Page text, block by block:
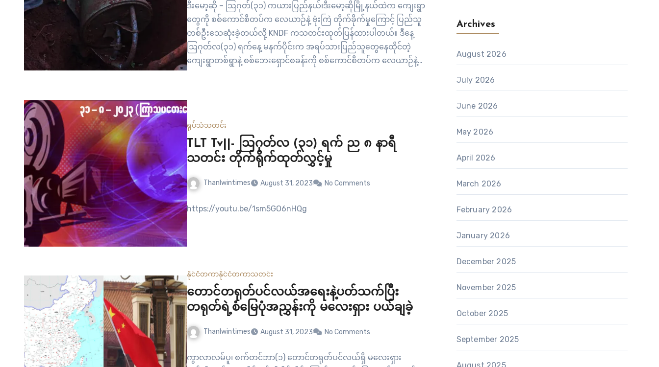
ဒီးမော့ဆို – ဩဂုတ်(၃၁) ကယားပြည်နယ်၊ဒီးမော့ဆိုမြို့နယ်ထဲက ကျေးရွာ
တွေကို စစ်ကောင်စီတပ်က လေယာဉ်နဲ့ ဗုံးကြဲ တိုက်ခိုက်မှုကြောင့် ပြည်သူ
တစ်ဦးသေဆုံးခဲ့တယ်လို့ KNDF ကသတင်းထုတ်ပြန်ထားပါတယ်။ ဒီနေ့
ဩဂုတ်လ(၃၁) ရက်နေ့ မနက်ပိုင်းက အရပ်သားပြည်သူတွေနေထိုင်တဲ့
ကျေးရွာတစ်ရွာနဲ့ စစ်ဘေးရှောင်စခန်းကို စစ်ကောင်စီတပ်က လေယာဉ်နဲ့
ရုပ်သံသတင်း
TLT Tv||- ဩဂုတ်လ (၃၁) ရက် ည ၈ နာရီ
သတင်း တိုက်ရိုက်ထုတ်လွှင့်မှု
Thanlwintimes August 31, 2023 No Comments
https://youtu.be/1sm5GO6nHQg
နိုင်ငံတကာနိုင်ငံတကာသတင်း
တောင်တရုတ်ပင်လယ်အရေးနဲ့ပတ်သက်ပြီး
တရုတ်ရဲ့စံမြေပုံအညွှန်းကို မလေးရှား ပယ်ချခဲ့
Thanlwintimes August 31, 2023 No Comments
ကွာလာလမ်ပူ၊ စက်တင်ဘာ(၁) တောင်တရုတ်ပင်လယ်ရှိ မလေးရှား
Archives
August 2026
July 2026
June 2026
May 2026
April 2026
March 2026
February 2026
January 2026
December 2025
November 2025
October 2025
September 2025